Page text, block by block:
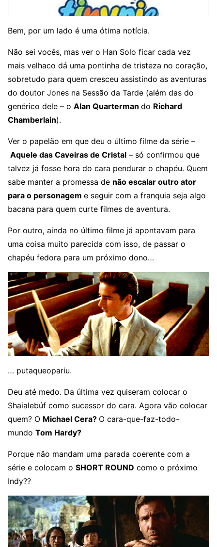
Bem, por um lado é uma ótima notícia.
Não sei vocês, mas ver o Han Solo ficar cada vez
mais velhaco dá uma pontinha de tristeza no coração,
sobretudo para quem cresceu assistindo as aventuras
do doutor Jones na Sessão da Tarde (além das do
genérico dele – o Alan Quarterman do Richard
Chamberlain).
Ver o papelão em que deu o último filme da série –
Aquele das Caveiras de Cristal – só confirmou que
talvez já fosse hora do cara pendurar o chapéu. Quem
sabe manter a promessa de não escalar outro ator
para o personagem e seguir com a franquia seja algo
bacana para quem curte filmes de aventura.
Por outro, ainda no último filme já apontavam para
uma coisa muito parecida com isso, de passar o
chapéu fedora para um próximo dono…
… putaqueopariu.
Deu até medo. Da última vez quiseram colocar o
Shaialebúf como sucessor do cara. Agora vão colocar
quem? O Michael Cera? O cara-que-faz-todo-
mundo Tom Hardy?
Porque não mandam uma parada coerente com a
série e colocam o SHORT ROUND como o próximo
Indy??